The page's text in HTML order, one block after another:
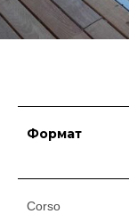
Формат
Corso